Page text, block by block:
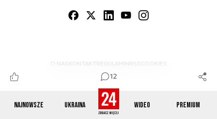
Najnowsze Ukraina Wideo Premium
12
O NAS KONTAKTREGULAMINRSS COOKIES
© 2012-2026 DEFENCE24